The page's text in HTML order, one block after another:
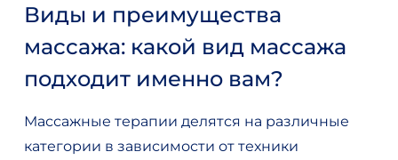
Виды и преимущества
массажа: какой вид массажа
подходит именно вам?
Массажные терапии делятся на различные
категории в зависимости от техники